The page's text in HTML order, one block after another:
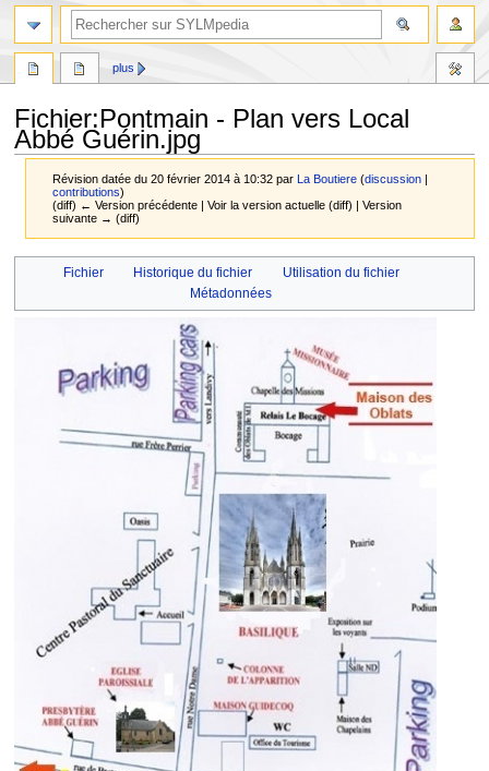
Fichier:Pontmain - Plan vers Local
Abbé Guérin.jpg
Révision datée du 20 février 2014 à 10:32 parLa Boutiere (discussion |
contributions)
(diff) ← Version précédente | Voir la version actuelle (diff) | Version
suivante → (diff)
la
la
Fichier Historique du fichier
Utilisation du fichier
Métadonnées
plus